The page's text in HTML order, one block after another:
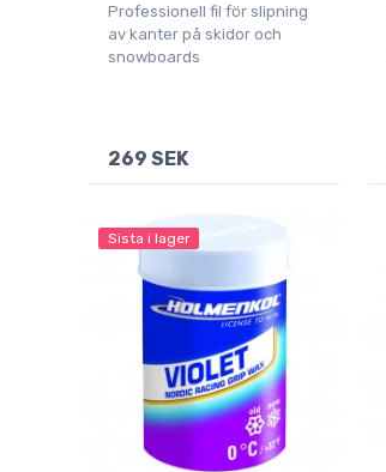
Professionell fil för slipning
av kanter på skidor och
snowboards
269 SEK
Sista i lager